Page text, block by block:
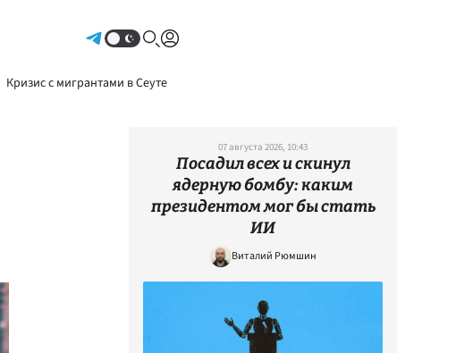
Кризис с мигрантами в Сеуте
07 августа 2026, 10:43
Посадил всех и скинул
ядерную бомбу: каким
президентом мог бы стать
ИИ
Виталий Рюмшин